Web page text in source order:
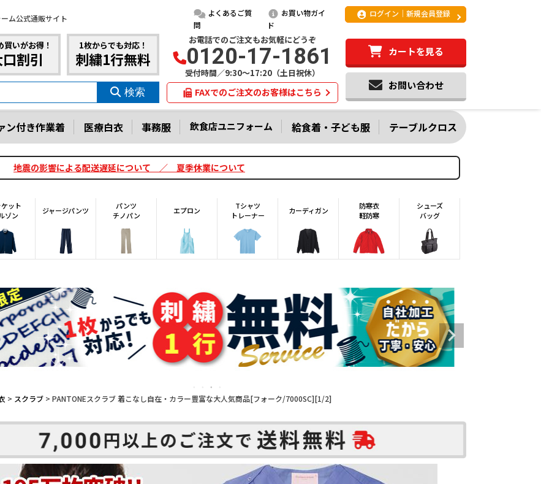
ム公式通販サイト
よくあるご質
問
お買い物ガイ
ド
ログイン｜新規会員登録
買いがお得！
割引
1枚からでも対応！
刺繍1行無料
お電話でのご注文もお気軽にどうぞ
0120-17-1861
受付時間／9:30～17:20（土日祝休）
FAXでのご注文のお客様はこちら
カートを見る
お問い合わせ
ン付き作業着 医療白衣 事務服 飲食店ユニフォーム 給食着・子ども服 テーブルクロス
地震の影響による配送遅延について ／ 夏季休業について
ケット
ゾン
ジャージパンツ
パンツ
チノパン
エプロン
Tシャツ
トレーナー
カーディガン
防寒衣
軽防寒
シューズ
バッグ
スクラブ PANTONEスクラブ 着こなし自在・カラー豊富な大人気商品[フォーク/7000SC][1/2]